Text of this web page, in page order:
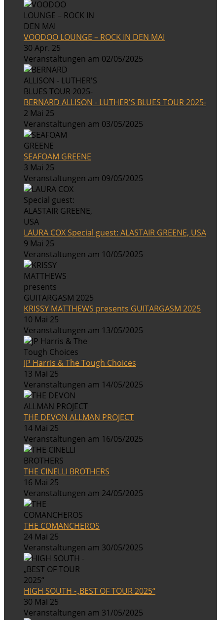
VOODOO LOUNGE – ROCK IN DEN MAI
30 Apr. 25
Veranstaltungen am 02/05/2025
BERNARD ALLISON - LUTHER'S BLUES TOUR 2025-
2 Mai 25
Veranstaltungen am 03/05/2025
SEAFOAM GREENE
3 Mai 25
Veranstaltungen am 09/05/2025
LAURA COX Special guest: ALASTAIR GREENE, USA
9 Mai 25
Veranstaltungen am 10/05/2025
KRISSY MATTHEWS presents GUITARGASM 2025
10 Mai 25
Veranstaltungen am 13/05/2025
JP Harris & The Tough Choices
13 Mai 25
Veranstaltungen am 14/05/2025
THE DEVON ALLMAN PROJECT
14 Mai 25
Veranstaltungen am 16/05/2025
THE CINELLI BROTHERS
16 Mai 25
Veranstaltungen am 24/05/2025
THE COMANCHEROS
24 Mai 25
Veranstaltungen am 30/05/2025
HIGH SOUTH -„BEST OF TOUR 2025“
30 Mai 25
Veranstaltungen am 31/05/2025